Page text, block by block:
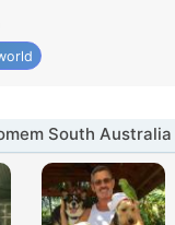
South Australia